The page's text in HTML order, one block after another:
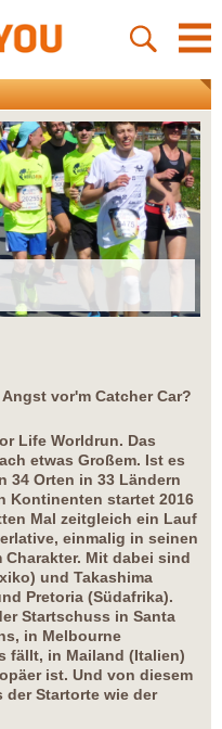
Angst vor'm Catcher Car?
Life Worldrun. Das
etwas Großem. Ist es
34 Orten in 33 Ländern
Kontinenten startet 2016
Mal zeitgleich ein Lauf
einmalig in seinen
Mit dabei sind
und Takashima
Pretoria (Südafrika).
Startschuss in Santa
in Melbourne
fällt, in Mailand (Italien)
ist. Und von diesem
der Startorte wie der